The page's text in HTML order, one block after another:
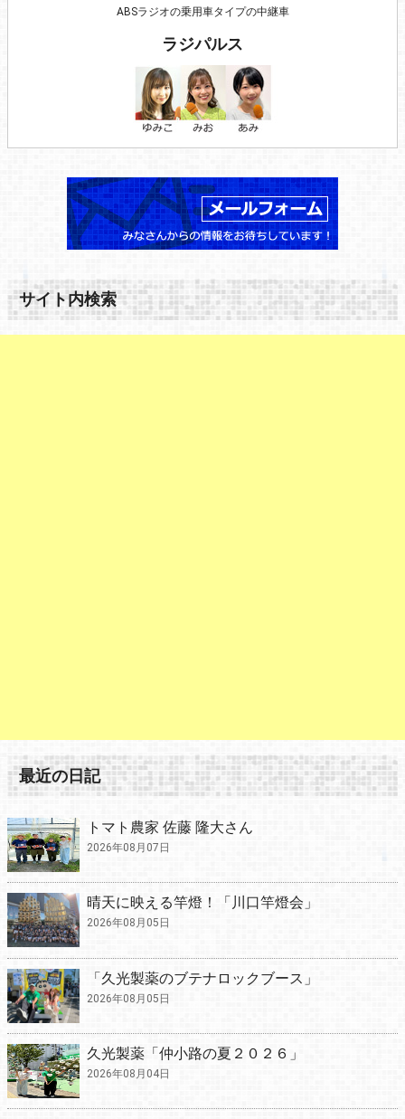
ABSラジオの乗用車タイプの中継車
ラジパルス
サイト内検索
最近の日記
トマト農家 佐藤 隆大さん
2026年08月07日
晴天に映える竿燈！「川口竿燈会」
2026年08月05日
「久光製薬のブテナロックブース」
2026年08月05日
久光製薬「仲小路の夏２０２６」
2026年08月04日